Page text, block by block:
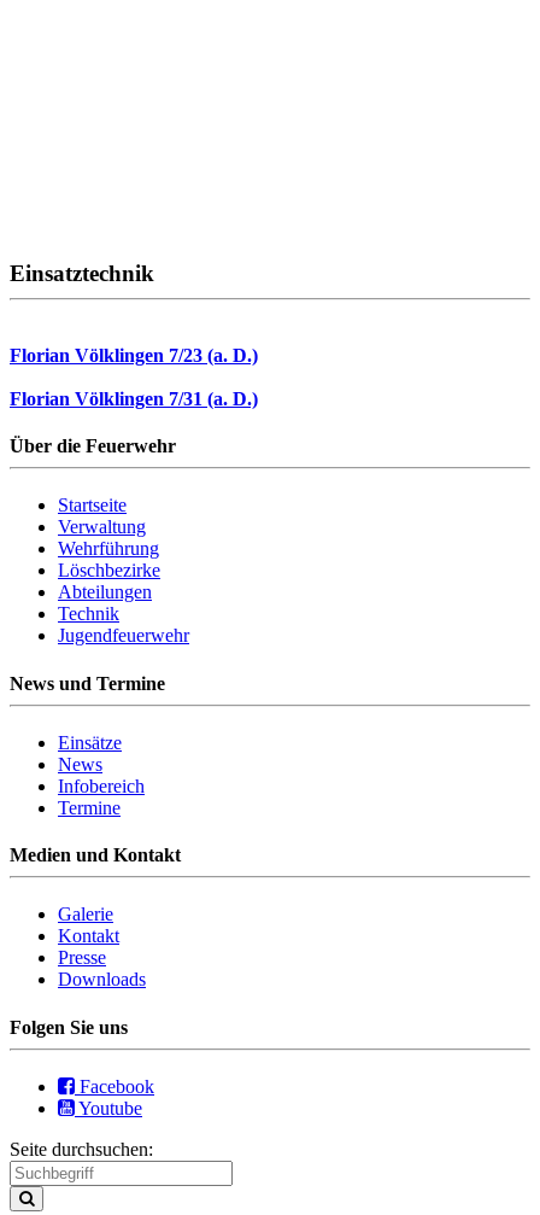
Einsatztechnik
Florian Völklingen 7/23 (a. D.)
Florian Völklingen 7/31 (a. D.)
Über die Feuerwehr
Startseite
Verwaltung
Wehrführung
Löschbezirke
Abteilungen
Technik
Jugendfeuerwehr
News und Termine
Einsätze
News
Infobereich
Termine
Medien und Kontakt
Galerie
Kontakt
Presse
Downloads
Folgen Sie uns
Facebook
Youtube
Seite durchsuchen: